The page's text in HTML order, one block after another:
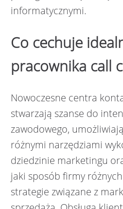
informatycznymi.
Co cechuje
pracownika call
Nowoczesne centra
stwarzają szanse do
zawodowego,
różnymi narzędziami
dziedzinie marketingu
jaki sposób firmy
strategie związane z